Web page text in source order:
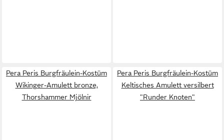
Pera Peris Burgfräulein-Kostüm
Wikinger-Amulett bronze,
Thorshammer Mjölnir
Pera Peris Burgfräulein-Kostüm
Keltisches Amulett versilbert
"Runder Knoten"